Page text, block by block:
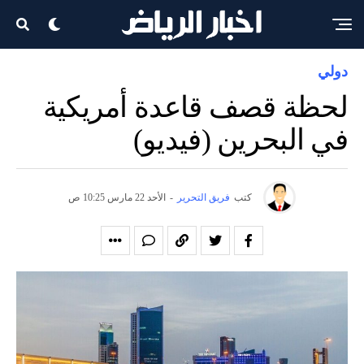
دولي
لحظة قصف قاعدة أمريكية
في البحرين (فيديو)
كتب فريق التحرير - الأحد 22 مارس 10:25 ص